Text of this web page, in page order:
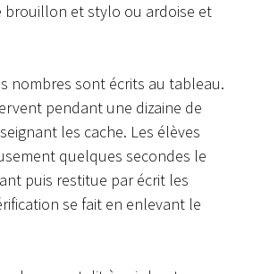
brouillon et stylo ou ardoise et
nombres sont écrits au tableau.
pendant une dizaine de
les cache. Les élèves
quelques secondes le
puis restitue par écrit les
se fait en enlevant le